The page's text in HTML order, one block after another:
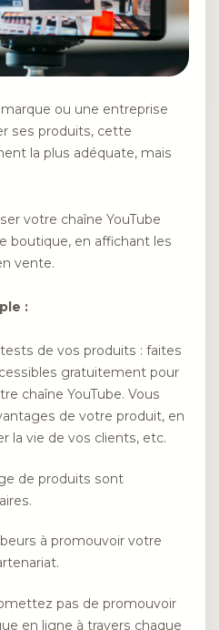
ou une entreprise
ses produits, cette
la plus adéquate, mais
votre chaîne YouTube
boutique, en affichant les
vente.
:
de vos produits : faites
gratuitement pour
chaîne YouTube. Vous
de votre produit, en
la vie de vos clients, etc.
de produits sont
à promouvoir votre
pas de promouvoir
en ligne à travers chaque